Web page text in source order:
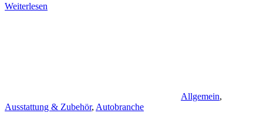
Weiterlesen
Allgemein,
Ausstattung & Zubehör, Autobranche